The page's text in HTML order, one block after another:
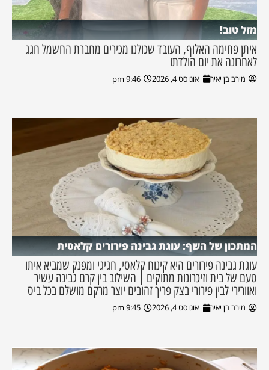
מזל טוב!
איתן פחימה האלוף, העובד שכולנו מכירים מחברת החשמל חגג
לאחרונה את יום הולדתו
מירב בן יאיר אוגוסט 4, 2026 9:46 pm
המתכון של השף: עוגת גבינה פירורים קלאסית
עוגת גבינה פירורים היא קינוח קלאסי, חגיגי ומפנק שמביא איתו
טעם של בית וזיכרונות מתוקים | השילוב בין קרם גבינה עשיר
ואוורירי לבין פירורי בצק פריך זהובים יוצר מרקם מושלם בכל ביס
מירב בן יאיר אוגוסט 4, 2026 9:45 pm